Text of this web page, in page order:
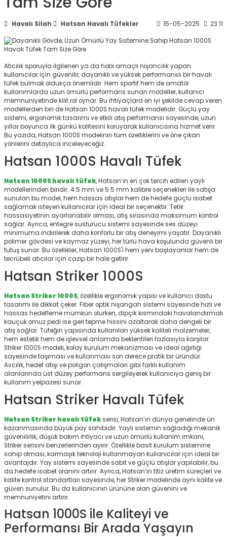
Mermisi
Havalı Silah Hatsan Havalı Tüfekler 15-05-2025 23:11
Atıcılık sporuyla ilgilenen ya da hobi amaçlı nişancılık yapan
kullanıcılar için güvenilir, dayanıklı ve yüksek performanslı bir havalı
tüfek bulmak oldukça önemlidir. Hem sportif hem de amatör
kullanımlarda uzun ömürlü performans sunan modeller, kullanıcı
memnuniyetinde kilit rol oynar. Bu ihtiyaçlara en iyi şekilde cevap veren
modellerden biri de Hatsan 1000S havalı tüfek modelidir. Güçlü yay
sistemi, ergonomik tasarımı ve etkili atış performansı sayesinde, uzun
yıllar boyunca ilk günkü kalitesini koruyarak kullanıcısına hizmet verir.
Bu yazıda, Hatsan 1000S modelinin tüm özelliklerini ve öne çıkan
yönlerini detaylıca inceleyeceğiz.
Hatsan 1000S Havalı Tüfek
Hatsan 1000S havalı tüfek, Hatsan’ın en çok tercih edilen yaylı
modellerinden biridir. 4.5 mm ve 5.5 mm kalibre seçenekleri ile satışa
sunulan bu model, hem hassas atışlar hem de hedefe güçlü isabet
sağlamak isteyen kullanıcılar için ideal bir seçenektir. Tetik
hassasiyetinin ayarlanabilir olması, atış sırasında maksimum kontrol
sağlar. Ayrıca, entegre susturucu sistemi sayesinde ses düzeyi
minimuma indirilerek daha konforlu bir atış deneyimi yaşatır. Dayanıklı
polimer gövdesi ve kaymaz yüzeyi, her türlü hava koşulunda güvenli bir
tutuş sunar. Bu özellikler, Hatsan 1000S'i hem yeni başlayanlar hem de
tecrübeli atıcılar için cazip bir hale getirir.
Hatsan Striker 1000S
Hatsan Striker 1000S, özellikle ergonomik yapısı ve kullanıcı dostu
tasarımı ile dikkat çeker. Fiber optik nişangah sistemi sayesinde hızlı ve
hassas hedefleme mümkün olurken, dipçik kısmındaki havalandırmalı
kauçuk omuz pedi ise geri tepme hissini azaltarak daha dengeli bir
atış sağlar. Tüfeğin yapısında kullanılan yüksek kaliteli malzemeler,
hem estetik hem de işlevsel anlamda beklentileri fazlasıyla karşılar.
Striker 1000S modeli, kolay kurulum mekanizması ve ideal ağırlığı
sayesinde taşıması ve kullanması son derece pratik bir üründür.
Avcılık, hedef atışı ve poligon çalışmaları gibi farklı kullanım
alanlarında üst düzey performans sergileyerek kullanıcıya geniş bir
kullanım yelpazesi sunar.
Hatsan Striker Havalı Tüfek
Hatsan Striker havalı tüfekserisi, Hatsan’ın dünya genelinde ün
kazanmasında büyük pay sahibidir. Yaylı sistemin sağladığı mekanik
güvenilirlik, düşük bakım ihtiyacı ve uzun ömürlü kullanım imkanı,
Striker serisini benzerlerinden ayırır. Özellikle basit kurulum sistemine
sahip olması, karmaşık teknoloji kullanmayan kullanıcılar için ideal bir
avantajdır. Yay sistemi sayesinde sabit ve güçlü atışlar yapılabilir, bu
da hedefe isabet oranını artırır. Ayrıca, Hatsan’ın titiz üretim süreçleri ve
kalite kontrol standartları sayesinde, her Striker modelinde aynı kalite ve
güven sunulur. Bu da kullanıcının ürününe olan güvenini ve
memnuniyetini artırır.
Hatsan 1000S ile Kaliteyi ve
Performansı Bir Arada Yaşayın